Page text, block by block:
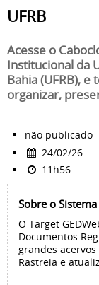
UFRB
Acesse o
Institucional da
Bahia (UFRB),
organizar,
não publicado
24/02/26
11h56
Sobre o
O Target
Documentos
grandes
Rastreia e